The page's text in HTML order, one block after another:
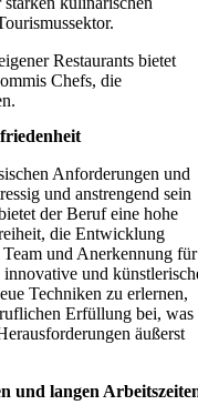
Restaurants bietet
Chefs, die
Anforderungen und
und anstrengend sein
der Beruf eine hohe
die Entwicklung
und Anerkennung für
und
Techniken zu erlernen,
Erfüllung bei, was
äußerst
und langen